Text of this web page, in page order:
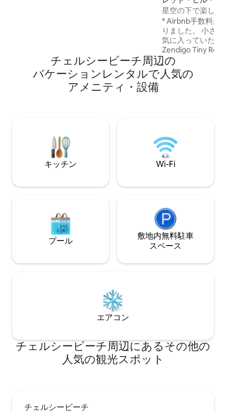
イニーハウス
星空の下で楽しめ
らしい小さなお家
* Airbnb手数料が
りました。 小さ
気に入っていただ
Zendigo Tiny
ーのパノラマビュ
な演出で、滞在を
ます。 プライベートデッキで温かいお風
で徒歩圏内です。
岸沿いの自然エリ
チェルシービーチ⁠周⁠辺⁠の
バ⁠ケ⁠ー⁠シ⁠ョ⁠ン⁠レ⁠ン⁠タ⁠ル⁠で人⁠気⁠の
ア⁠メ⁠ニ⁠テ⁠ィ⁠・⁠設⁠備
キッチン Wi-Fi
プール
敷地内無料駐⁠車
ス⁠ペ⁠ー⁠ス
エアコン
チェルシービーチ⁠周⁠辺⁠に⁠あ⁠るそ⁠の⁠他⁠の
人⁠気⁠の観⁠光⁠ス⁠ポ⁠ッ⁠ト
チェルシービーチ